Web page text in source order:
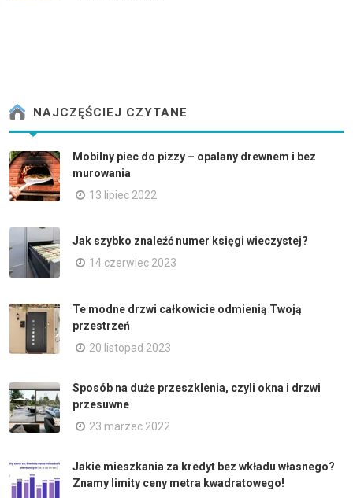
NAJCZĘŚCIEJ CZYTANE
Mobilny piec do pizzy – opalany drewnem i bez
murowania
13 lipiec 2022
Jak szybko znaleźć numer księgi wieczystej?
14 czerwiec 2023
Te modne drzwi całkowicie odmienią Twoją
przestrzeń
20 listopad 2023
Sposób na duże przeszklenia, czyli okna i drzwi
przesuwne
23 marzec 2022
Jakie mieszkania za kredyt bez wkładu własnego?
Znamy limity ceny metra kwadratowego!